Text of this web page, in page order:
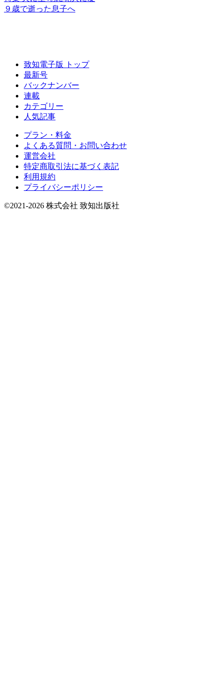
９歳で逝った息子へ
致知電子版 トップ
最新号
バックナンバー
連載
カテゴリー
人気記事
プラン・料金
よくある質問・お問い合わせ
運営会社
特定商取引法に基づく表記
利用規約
プライバシーポリシー
©2021-2026 株式会社 致知出版社